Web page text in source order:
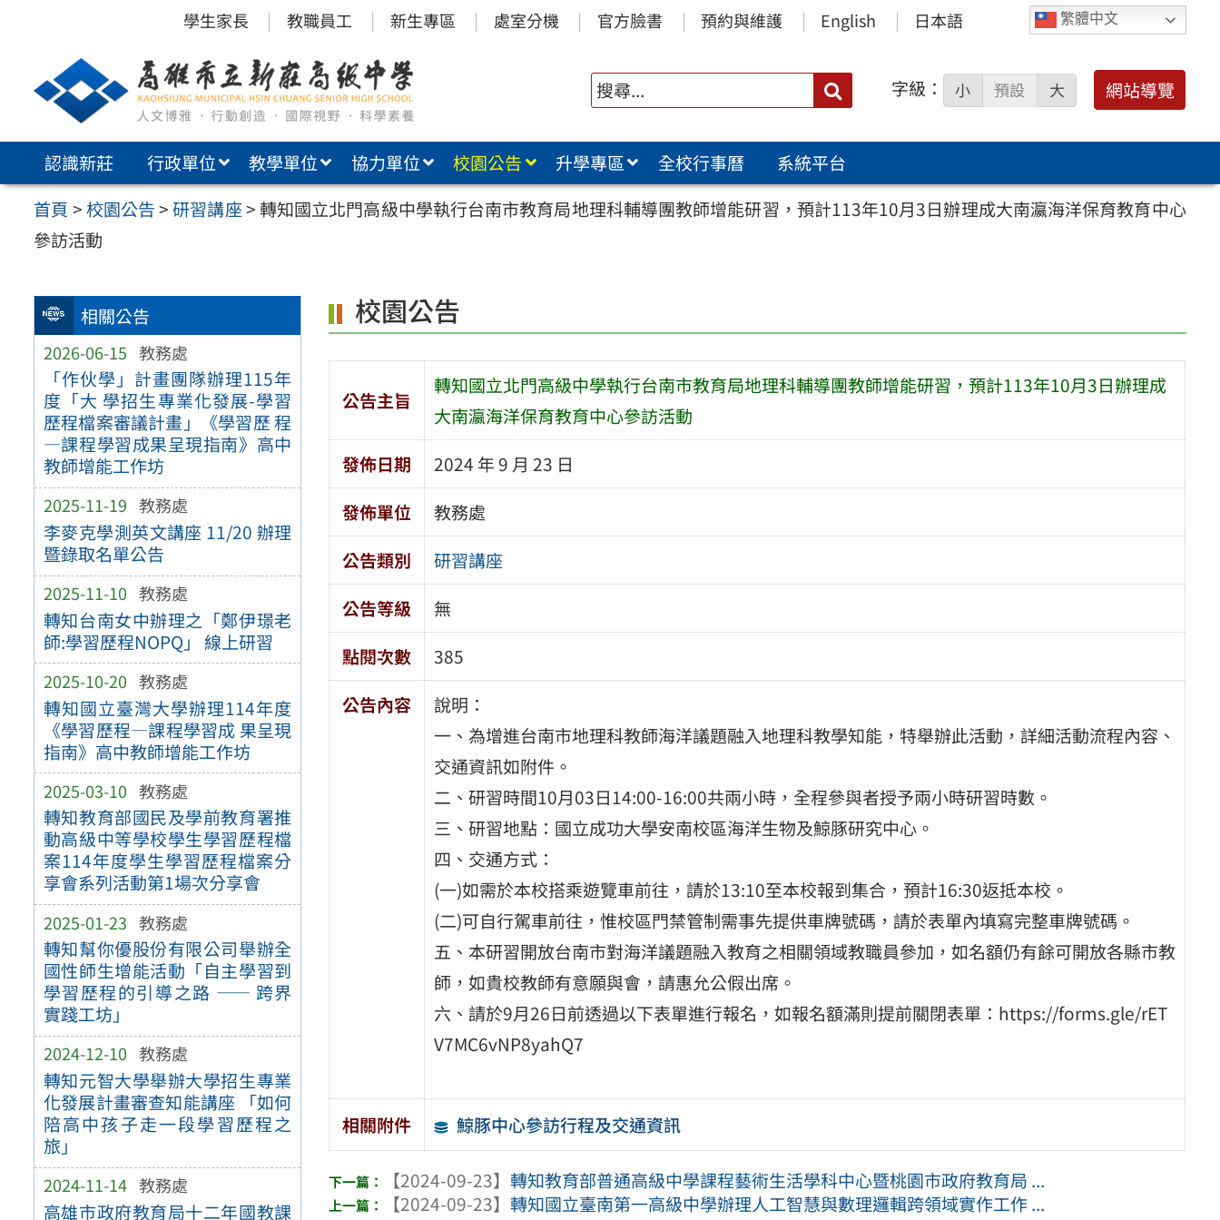
內
繁體中文
學生家長 教職員工 新生專區 處室分機 官方臉書 預約與維護 English 日本語
搜
尋：
字級： 小 預設 大 網站導覽
認識新莊 行政單位 教學單位 協力單位 校園公告 升學專區 全校行事曆
系統平台
首頁 >校園公告>研習講座>轉知國立北門高級中學執行台南市教育局地理科輔導團教師增能研習，預計113年10月3日辦理成大南瀛海洋保育教育中心
參訪活動
相關公告
2026-06-15 教務處
「作伙學」計畫團隊辦理115年
度「大 學招生專業化發展-學習
歷程檔案審議計畫」《學習歷 程
—課程學習成果呈現指南》高中
教師增能工作坊
2025-11-19 教務處
李麥克學測英文講座 11/20 辦理
暨錄取名單公告
2025-11-10 教務處
轉知台南女中辦理之「鄭伊璟老
師:學習歷程NOPQ」 線上研習
2025-10-20 教務處
轉知國立臺灣大學辦理114年度
《學習歷程—課程學習成 果呈現
指南》高中教師增能工作坊
2025-03-10 教務處
轉知教育部國民及學前教育署推
動高級中等學校學生學習歷程檔
案114年度學生學習歷程檔案分
享會系列活動第1場次分享會
2025-01-23 教務處
轉知幫你優股份有限公司舉辦全
國性師生增能活動「自主學習到
學習歷程的引導之路 —— 跨界
實踐工坊」
2024-12-10 教務處
轉知元智大學舉辦大學招生專業
化發展計畫審查知能講座 「如何
陪高中孩子走一段學習歷程之
旅」
2024-11-14 教務處
高雄市政府教育局十二年國教課
校園公告
公告主旨
轉知國立北門高級中學執行台南市教育局地理科輔導團教師增能研習，預計113年10月3日辦理成
大南瀛海洋保育教育中心參訪活動
發佈日期
2024 年 9 月 23 日
發佈單位
教務處
公告類別
研習講座
公告等級
無
點閱次數
385
公告內容
說明：
一、為增進台南市地理科教師海洋議題融入地理科教學知能，特舉辦此活動，詳細活動流程內容、
交通資訊如附件。
二、研習時間10月03日14:00-16:00共兩小時，全程參與者授予兩小時研習時數。
三、研習地點：國立成功大學安南校區海洋生物及鯨豚研究中心。
四、交通方式：
(一)如需於本校搭乘遊覽車前往，請於13:10至本校報到集合，預計16:30返抵本校。
(二)可自行駕車前往，惟校區門禁管制需事先提供車牌號碼，請於表單內填寫完整車牌號碼。
五、本研習開放台南市對海洋議題融入教育之相關領域教職員參加，如名額仍有餘可開放各縣市教
師，如貴校教師有意願與會，請惠允公假出席。
六、請於9月26日前透過以下表單進行報名，如報名額滿則提前關閉表單：https://forms.gle/rET
V7MC6vNP8yahQ7
相關附件 鯨豚中心參訪行程及交通資訊
【2024-09-23】轉知教育部普通高級中學課程藝術生活學科中心暨桃園市政府教育局 ...
【2024-09-23】轉知國立臺南第一高級中學辦理人工智慧與數理邏輯跨領域實作工作 ...